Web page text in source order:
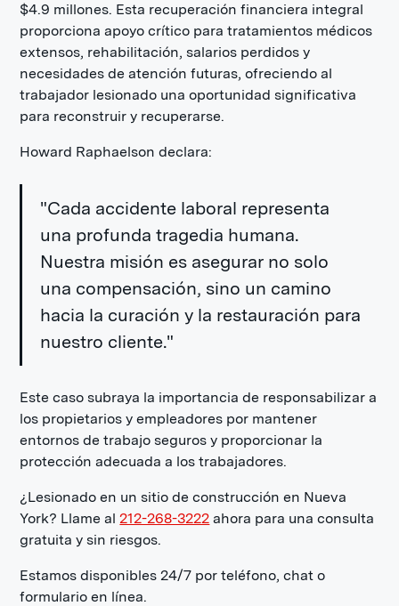
$4.9 millones. Esta recuperación financiera integral
proporciona apoyo crítico para tratamientos médicos
extensos, rehabilitación, salarios perdidos y
necesidades de atención futuras, ofreciendo al
trabajador lesionado una oportunidad significativa
para reconstruir y recuperarse.
Howard Raphaelson declara:
"Cada accidente laboral representa
una profunda tragedia humana.
Nuestra misión es asegurar no solo
una compensación, sino un camino
hacia la curación y la restauración para
nuestro cliente."
Este caso subraya la importancia de responsabilizar a
los propietarios y empleadores por mantener
entornos de trabajo seguros y proporcionar la
protección adecuada a los trabajadores.
¿Lesionado en un sitio de construcción en Nueva
York? Llame al212-268-3222 ahora para una consulta
gratuita y sin riesgos.
Estamos disponibles 24/7 por teléfono, chat o
formulario en línea.